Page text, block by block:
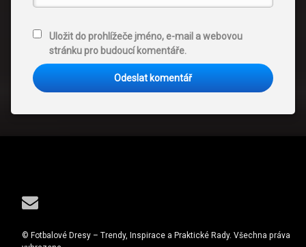
Uložit do prohlížeče jméno, e-mail a webovou
stránku pro budoucí komentáře.
E-mail
© Fotbalové Dresy – Trendy, Inspirace a Praktické Rady. Všechna práva